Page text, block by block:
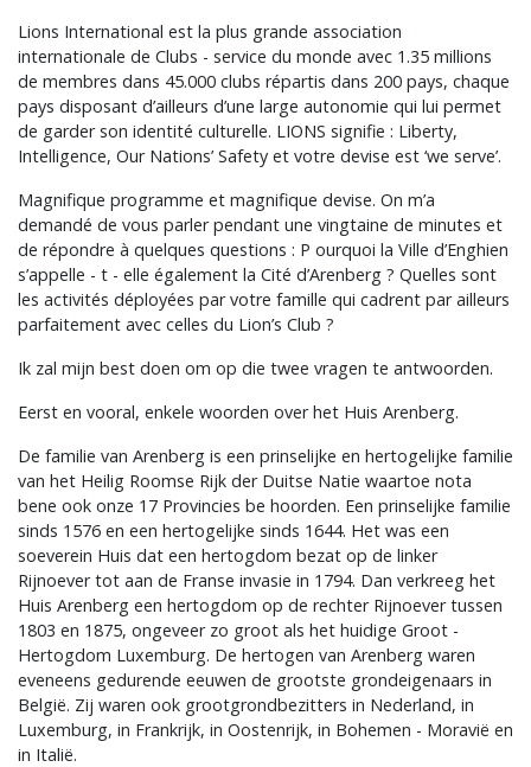
Lions International est la plus grande association
internationale de Clubs - service du monde avec 1.35 millions
de membres dans 45.000 clubs répartis dans 200 pays, chaque
pays disposant d’ailleurs d’une large autonomie qui lui permet
de garder son identité culturelle. LIONS signifie : Liberty,
Intelligence, Our Nations’ Safety et votre devise est ‘we serve’.
Magnifique programme et magnifique devise. On m’a
demandé de vous parler pendant une vingtaine de minutes et
de répondre à quelques questions : P ourquoi la Ville d’Enghien
s’appelle - t - elle également la Cité d’Arenberg ? Quelles sont
les activités déployées par votre famille qui cadrent par ailleurs
parfaitement avec celles du Lion’s Club ?
Ik zal mijn best doen om op die twee vragen te antwoorden.
Eerst en vooral, enkele woorden over het Huis Arenberg.
De familie van Arenberg is een prinselijke en hertogelijke familie
van het Heilig Roomse Rijk der Duitse Natie waartoe nota
bene ook onze 17 Provincies be hoorden. Een prinselijke familie
sinds 1576 en een hertogelijke sinds 1644. Het was een
soeverein Huis dat een hertogdom bezat op de linker
Rijnoever tot aan de Franse invasie in 1794. Dan verkreeg het
Huis Arenberg een hertogdom op de rechter Rijnoever tussen
1803 en 1875, ongeveer zo groot als het huidige Groot -
Hertogdom Luxemburg. De hertogen van Arenberg waren
eveneens gedurende eeuwen de grootste grondeigenaars in
België. Zij waren ook grootgrondbezitters in Nederland, in
Luxemburg, in Frankrijk, in Oostenrijk, in Bohemen - Moravië en
in Italië.